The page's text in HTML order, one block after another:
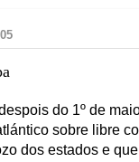
do 1º de
sobre libre
dos estados e